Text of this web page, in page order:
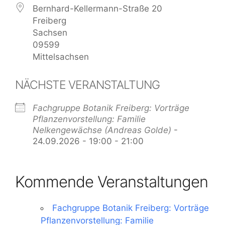
Bernhard-Kellermann-Straße 20
Freiberg
Sachsen
09599
Mittelsachsen
NÄCHSTE VERANSTALTUNG
Fachgruppe Botanik Freiberg: Vorträge
Pflanzenvorstellung: Familie
Nelkengewächse (Andreas Golde) -
24.09.2026 - 19:00 - 21:00
Kommende Veranstaltungen
Fachgruppe Botanik Freiberg: Vorträge
Pflanzenvorstellung: Familie